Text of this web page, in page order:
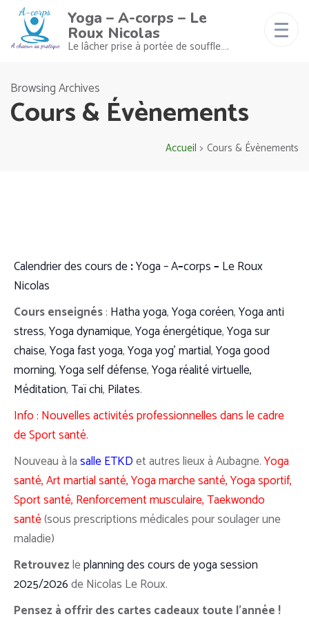
Yoga – A-corps – Le
Roux Nicolas
Le lâcher prise à portée de souffle….
Browsing Archives
Cours & Évènements
Accueil > Cours & Évènements
Calendrierdescoursde:Yoga– A–corps– LeRoux
Nicolas
Cours enseignés: Hatha yoga,Yoga coréen,Yoga anti
stress,Yoga dynamique,Yoga énergétique,Yoga sur
chaise,Yoga fast yoga,Yoga yog’ martial,Yoga good
morning,Yoga self défense,Yoga réalité virtuelle,
Méditation,Taï chi, Pilates.
Info : Nouvelles activités professionnelles dans le cadre
de Sport santé.
Nouveau à lasalle ETKDet autres lieux à Aubagne.Yoga
santé, Art martial santé, Yoga marche santé, Yoga sportif,
Sport santé, Renforcement musculaire, Taekwondo
santé(sous prescriptions médicales pour soulager une
maladie)
Retrouvezleplanning des cours de yoga session
2025/2026de Nicolas Le Roux.
Pensez à offrir des cartes cadeaux toute l’année !